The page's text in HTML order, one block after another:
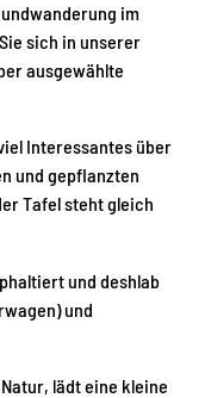
im
sich in unserer
ausgewählte
Interessantes über
und gepflanzten
Tafel steht gleich
und deshlab
und
lädt eine kleine